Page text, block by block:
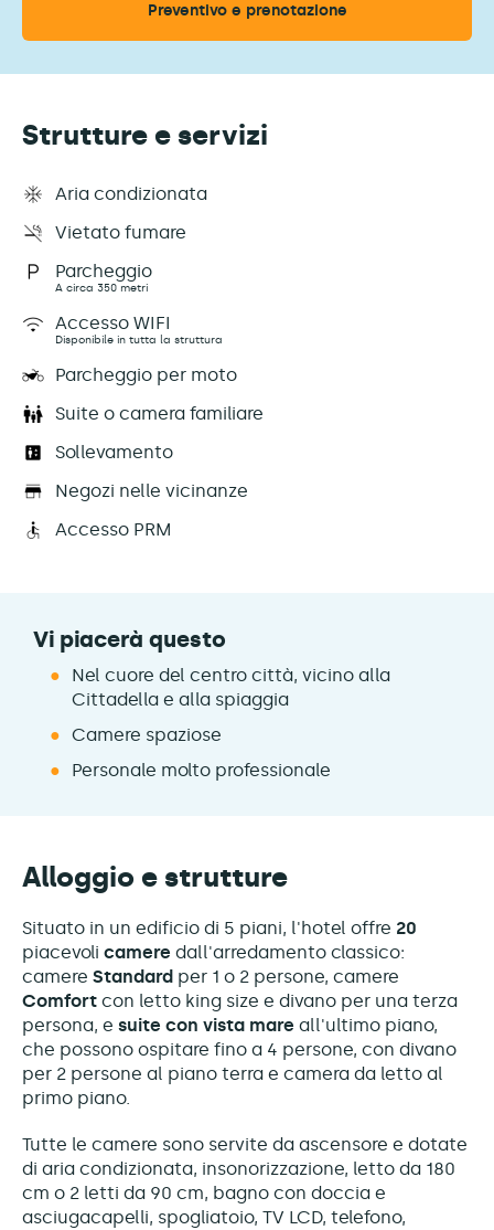
Preventivo e prenotazione
Strutture e servizi
Aria condizionata
Vietato fumare
Parcheggio
A circa 350 metri
Accesso WIFI
Disponibile in tutta la struttura
Parcheggio per moto
Suite o camera familiare
Sollevamento
Negozi nelle vicinanze
Accesso PRM
Vi piacerà questo
Nel cuore del centro città, vicino alla
Cittadella e alla spiaggia
Camere spaziose
Personale molto professionale
Alloggio e strutture
Situato in un edificio di 5 piani, l'hotel offre 20
piacevoli camere dall'arredamento classico:
camere Standard per 1 o 2 persone, camere
Comfort con letto king size e divano per una terza
persona, e suite con vista mare all'ultimo piano,
che possono ospitare fino a 4 persone, con divano
per 2 persone al piano terra e camera da letto al
primo piano.
Tutte le camere sono servite da ascensore e dotate
di aria condizionata, insonorizzazione, letto da 180
cm o 2 letti da 90 cm, bagno con doccia e
asciugacapelli, spogliatoio, TV LCD, telefono,